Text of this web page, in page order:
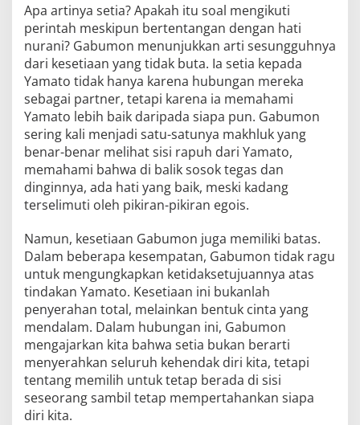
Apa artinya setia? Apakah itu soal mengikuti
perintah meskipun bertentangan dengan hati
nurani? Gabumon menunjukkan arti sesungguhnya
dari kesetiaan yang tidak buta. Ia setia kepada
Yamato tidak hanya karena hubungan mereka
sebagai partner, tetapi karena ia memahami
Yamato lebih baik daripada siapa pun. Gabumon
sering kali menjadi satu-satunya makhluk yang
benar-benar melihat sisi rapuh dari Yamato,
memahami bahwa di balik sosok tegas dan
dinginnya, ada hati yang baik, meski kadang
terselimuti oleh pikiran-pikiran egois.
Namun, kesetiaan Gabumon juga memiliki batas.
Dalam beberapa kesempatan, Gabumon tidak ragu
untuk mengungkapkan ketidaksetujuannya atas
tindakan Yamato. Kesetiaan ini bukanlah
penyerahan total, melainkan bentuk cinta yang
mendalam. Dalam hubungan ini, Gabumon
mengajarkan kita bahwa setia bukan berarti
menyerahkan seluruh kehendak diri kita, tetapi
tentang memilih untuk tetap berada di sisi
seseorang sambil tetap mempertahankan siapa
diri kita.